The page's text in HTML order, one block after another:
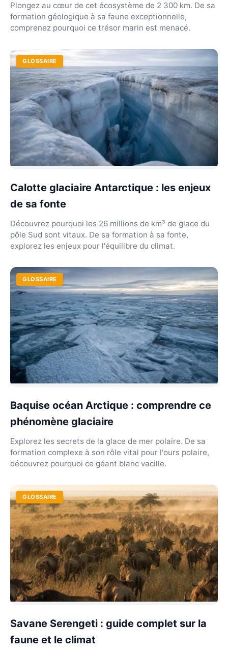
Plongez au cœur de cet écosystème de 2 300 km. De sa
formation géologique à sa faune exceptionnelle,
comprenez pourquoi ce trésor marin est menacé.
GLOSSAIRE
Calotte glaciaire Antarctique : les enjeux
de sa fonte
Découvrez pourquoi les 26 millions de km³ de glace du
pôle Sud sont vitaux. De sa formation à sa fonte,
explorez les enjeux pour l'équilibre du climat.
GLOSSAIRE
Baquise océan Arctique : comprendre ce
phénomène glaciaire
Explorez les secrets de la glace de mer polaire. De sa
formation complexe à son rôle vital pour l'ours polaire,
découvrez pourquoi ce géant blanc vacille.
GLOSSAIRE
Savane Serengeti : guide complet sur la
faune et le climat